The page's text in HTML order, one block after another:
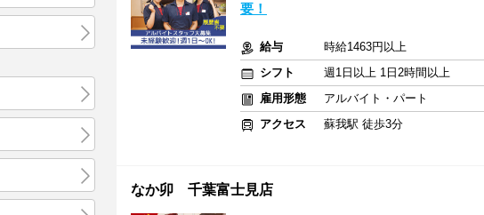
要！
給与
時給1463円以上
シフト
週1日以上 1日2時間以上
雇用形態
アルバイト・パート
アクセス
蘇我駅 徒歩3分
なか卯 千葉富士見店